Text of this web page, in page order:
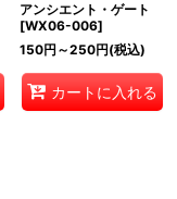
アンシエント・ゲート
[WX06-006]
150円 ～250円(税込)
カートに入れる